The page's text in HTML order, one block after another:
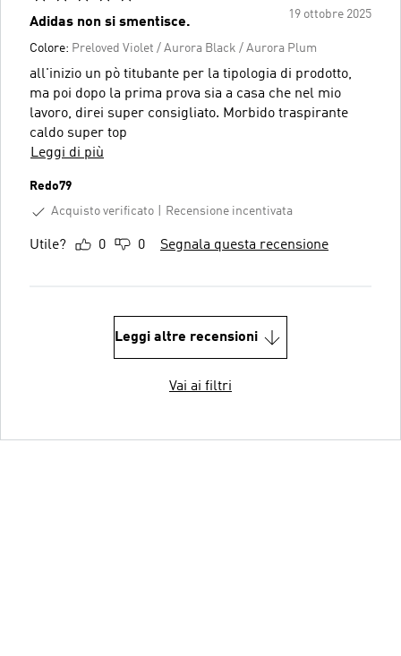
19 ottobre 2025
Adidas non si smentisce.
Colore: Preloved Violet / Aurora Black / Aurora Plum
all'inizio un pò titubante per la tipologia di prodotto,
ma poi dopo la prima prova sia a casa che nel mio
lavoro, direi super consigliato. Morbido traspirante
caldo super top
Leggi di più
Redo79
Acquisto verificato
Recensione incentivata
Utile? 0 0 Segnala questa recensione
Leggi altre recensioni
Vai ai filtri